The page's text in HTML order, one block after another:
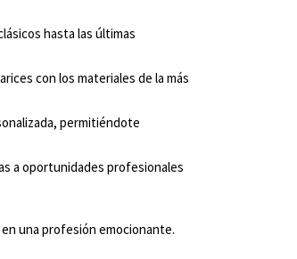
hasta las últimas
con los materiales de la más
permitiéndote
a oportunidades profesionales
una profesión emocionante.